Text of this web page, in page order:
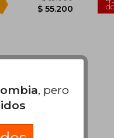
20%
Rápido
, pero